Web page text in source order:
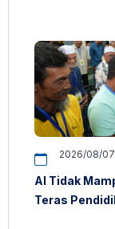
2026/08/
AI Tidak
Teras